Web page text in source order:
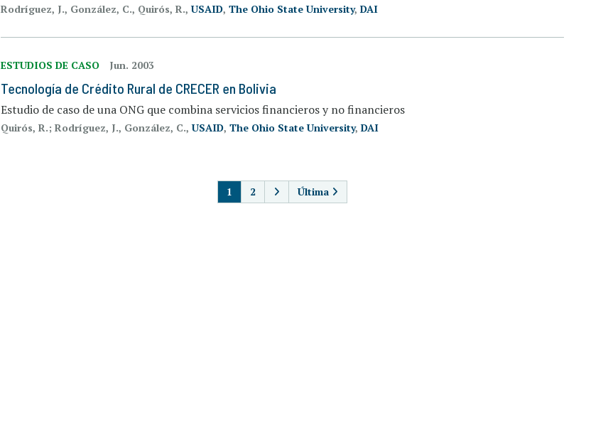
Rodríguez, J., González, C., Quirós, R.,USAID, The Ohio State University, DAI
ESTUDIOS DE CASO Jun. 2003
Tecnología de Crédito Rural de CRECER en Bolivia
Estudio de caso de una ONG que combina servicios financieros y no financieros
Quirós, R.; Rodríguez, J., González, C.,USAID, The Ohio State University, DAI
1 2 Última